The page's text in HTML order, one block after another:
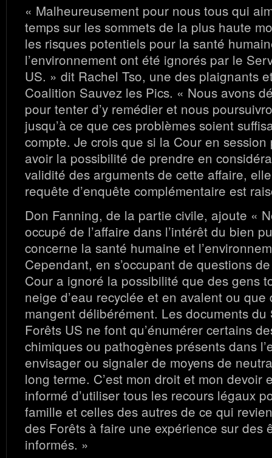
« Malheureusement pour nous tous qui
temps sur les sommets de la plus haute
les risques potentiels pour la santé
l’environnement ont été ignorés par le
US. » dit Rachel Tso, une des plaignants
Coalition Sauvez les Pics. « Nous avons
pour tenter d’y remédier et nous
jusqu’à ce que ces problèmes soient
compte. Je crois que si la Cour en
avoir la possibilité de prendre en
validité des arguments de cette affaire,
requête d’enquête complémentaire est
Don Fanning, de la partie civile, ajoute «
occupé de l’affaire dans l’intérêt du bien
concerne la santé humaine et
Cependant, en s’occupant de questions
Cour a ignoré la possibilité que des gens
neige d’eau recyclée et en avalent ou
mangent délibérément. Les documents du
Forêts US ne font qu’énumérer certains
chimiques ou pathogènes présents dans
envisager ou signaler de moyens de
long terme. C’est mon droit et mon devoir
informé d’utiliser tous les recours légaux
famille et celles des autres de ce qui
des Forêts à faire une expérience sur des
informés. »